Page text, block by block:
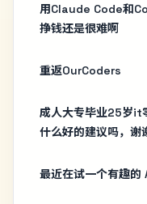
用Claude Code和
挣钱还是很难啊
重返OurCoders
成人大专毕业25岁it
什么好的建议吗，谢
最近在试一个有趣的